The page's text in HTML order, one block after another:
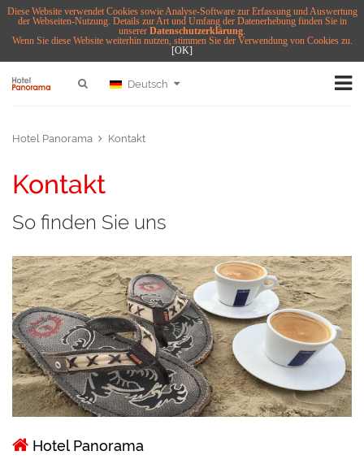
Diese Website verwendet Cookies sowie Analyse-Software zur Erfassung und Auswertung
der Webseiten-Nutzung. Details zur Art und Umfang der Datenerhebung finden Sie in
unserer Datenschutzerklärung.
Wenn Sie diese Website weiterhin nutzen, stimmen Sie der Verwendung von Cookies zu.
[OK]
Deutsch
Hotel Panorama Kontakt
Kontakt
So finden Sie uns
Hotel Panorama